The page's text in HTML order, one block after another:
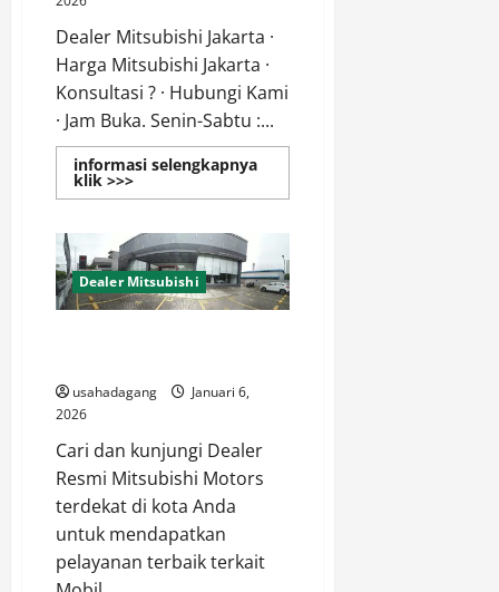
Dealer Mitsubishi Jakarta ·
Harga Mitsubishi Jakarta ·
Konsultasi ? · Hubungi Kami
· Jam Buka. Senin-Sabtu :...
informasi selengkapnya
klik >>>Read
more
Jakarta
Dealer Mitsubishi
usahadagang
Januari 6,
2026
Cari dan kunjungi Dealer
Resmi Mitsubishi Motors
terdekat di kota Anda
untuk mendapatkan
pelayanan terbaik terkait